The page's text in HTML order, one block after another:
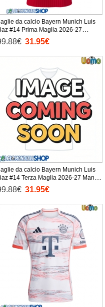
da calcio Bayern Munich Luis
#14 Prima Maglia 2026-27
Corta31.95€
da calcio Bayern Munich Luis
#14 Terza Maglia 2026-27 Manica
31.95€